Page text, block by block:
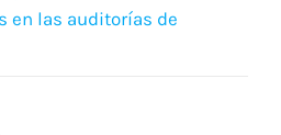
en las auditorías de